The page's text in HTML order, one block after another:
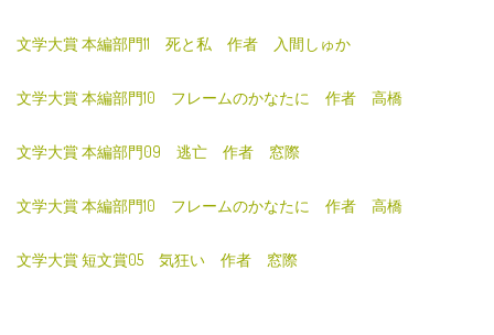
文学大賞 本編部門11 死と私 作者 入間しゅか
文学大賞 本編部門10 フレームのかなたに 作者 高橋
文学大賞 本編部門09 逃亡 作者 窓際
文学大賞 本編部門10 フレームのかなたに 作者 高橋
文学大賞 短文賞05 気狂い 作者 窓際